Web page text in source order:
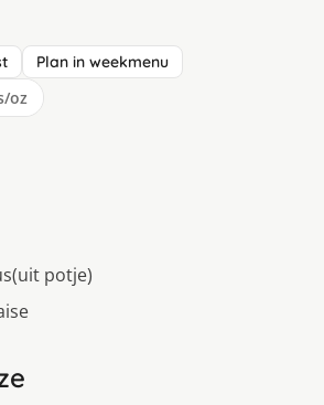
Plan in weekmenu
oz
potje)